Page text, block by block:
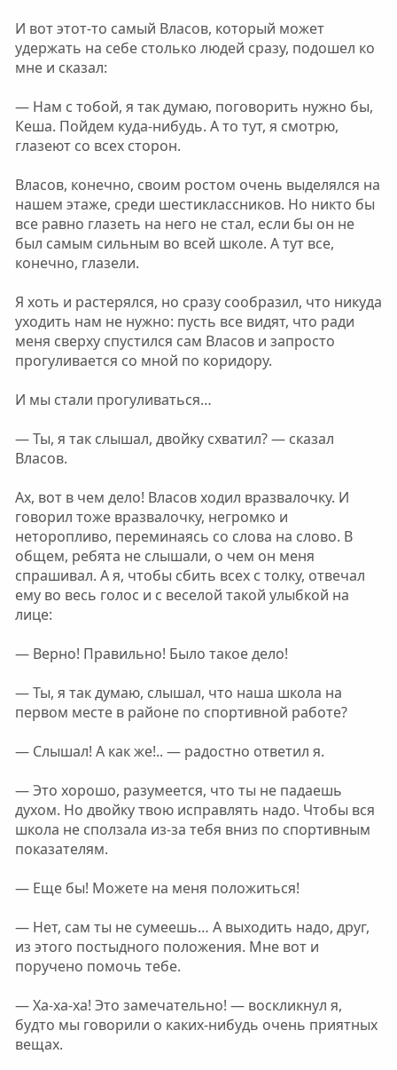
И вот этот-то самый Власов, который может
удержать на себе столько людей сразу, подошел ко
мне и сказал:
— Нам с тобой, я так думаю, поговорить нужно бы,
Кеша. Пойдем куда-нибудь. А то тут, я смотрю,
глазеют со всех сторон.
Власов, конечно, своим ростом очень выделялся на
нашем этаже, среди шестиклассников. Но никто бы
все равно глазеть на него не стал, если бы он не
был самым сильным во всей школе. А тут все,
конечно, глазели.
Я хоть и растерялся, но сразу сообразил, что никуда
уходить нам не нужно: пусть все видят, что ради
меня сверху спустился сам Власов и запросто
прогуливается со мной по коридору.
И мы стали прогуливаться…
— Ты, я так слышал, двойку схватил? — сказал
Власов.
Ах, вот в чем дело! Власов ходил вразвалочку. И
говорил тоже вразвалочку, негромко и
неторопливо, переминаясь со слова на слово. В
общем, ребята не слышали, о чем он меня
спрашивал. А я, чтобы сбить всех с толку, отвечал
ему во весь голос и с веселой такой улыбкой на
лице:
— Верно! Правильно! Было такое дело!
— Ты, я так думаю, слышал, что наша школа на
первом месте в районе по спортивной работе?
— Слышал! А как же!.. — радостно ответил я.
— Это хорошо, разумеется, что ты не падаешь
духом. Но двойку твою исправлять надо. Чтобы вся
школа не сползала из-за тебя вниз по спортивным
показателям.
— Еще бы! Можете на меня положиться!
— Нет, сам ты не сумеешь… А выходить надо, друг,
из этого постыдного положения. Мне вот и
поручено помочь тебе.
— Ха-ха-ха! Это замечательно! — воскликнул я,
будто мы говорили о каких-нибудь очень приятных
вещах.